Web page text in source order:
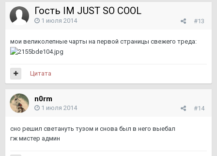
Гость IM JUST SO COOL
#13
1 июля 2014
мои великолепные чарты на первой страницы свежего треда:
Цитата
n0rm
#14
1 июля 2014
сно решил светануть тузом и снова был в него выебал
гж мистер админ